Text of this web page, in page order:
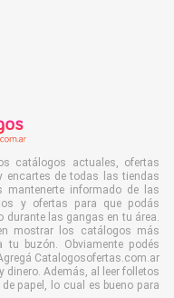
catálogos actuales, ofertas
encartes de todas las tiendas
mantenerte informado de las
y ofertas para que podás
durante las gangas en tu área.
mostrar los catálogos más
buzón. Obviamente podés
Catalogosofertas.com.ar
Además, al leer folletos
papel, lo cual es bueno para